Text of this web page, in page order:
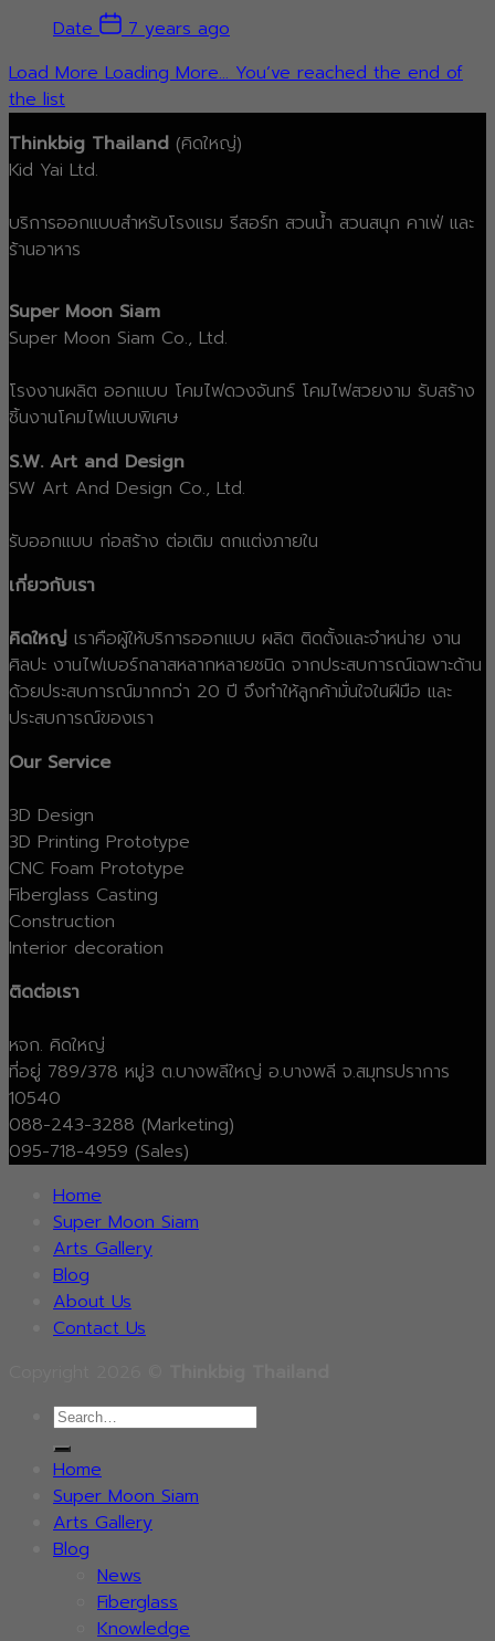
Date
7 years ago
Load More Loading More... You’ve reached the end of
the list
Thinkbig Thailand (คิดใหญ่)
Kid Yai Ltd.
บริการออกแบบสำหรับโรงแรม รีสอร์ท สวนน้ำ สวนสนุก คาเฟ่ และ
ร้านอาหาร
Super Moon Siam
Super Moon Siam Co., Ltd.
โรงงานผลิต ออกแบบ โคมไฟดวงจันทร์ โคมไฟสวยงาม รับสร้าง
ชิ้นงานโคมไฟแบบพิเศษ
S.W. Art and Design
SW Art And Design Co., Ltd.
รับออกแบบ ก่อสร้าง ต่อเติม ตกแต่งภายใน
เกี่ยวกับเรา
คิดใหญ่ เราคือผู้ให้บริการออกแบบ ผลิต ติดตั้งและจำหน่าย งาน
ศิลปะ งานไฟเบอร์กลาสหลากหลายชนิด จากประสบการณ์เฉพาะด้าน
ด้วยประสบการณ์มากกว่า 20 ปี จึงทำให้ลูกค้ามั่นใจในฝีมือ และ
ประสบการณ์ของเรา
Our Service
3D Design
3D Printing Prototype
CNC Foam Prototype
Fiberglass Casting
Construction
Interior decoration
ติดต่อเรา
หจก. คิดใหญ่
ที่อยู่ 789/378 หมู่3 ต.บางพลีใหญ่ อ.บางพลี จ.สมุทรปราการ
10540
088-243-3288 (Marketing)
095-718-4959 (Sales)
Home
Super Moon Siam
Arts Gallery
Blog
About Us
Contact Us
Search
for:
Home
Super Moon Siam
Arts Gallery
Blog
News
Fiberglass
Knowledge